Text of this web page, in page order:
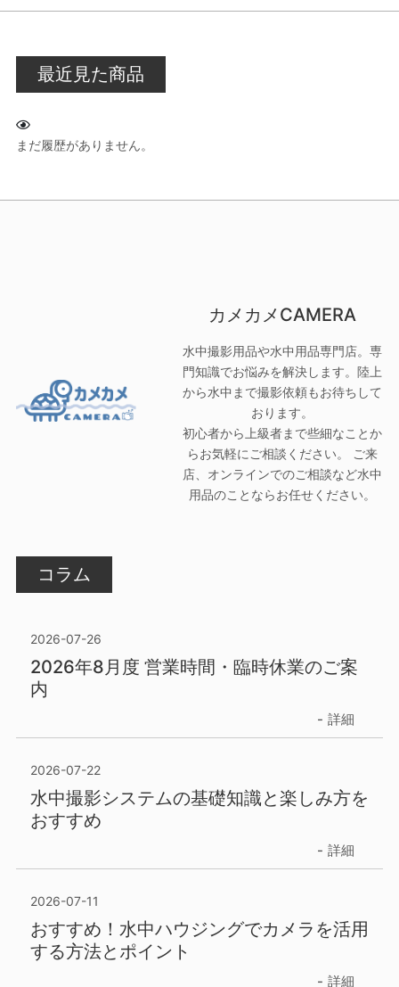
最近見た商品
まだ履歴がありません。
カメカメCAMERA
水中撮影用品や水中用品専門店。専
門知識でお悩みを解決します。陸上
から水中まで撮影依頼もお待ちして
おります。
初心者から上級者まで些細なことか
らお気軽にご相談ください。 ご来
店、オンラインでのご相談など水中
用品のことならお任せください。
コラム
2026-07-26
2026年8月度 営業時間・臨時休業のご案
内
詳細
2026-07-22
水中撮影システムの基礎知識と楽しみ方を
おすすめ
詳細
2026-07-11
おすすめ！水中ハウジングでカメラを活用
する方法とポイント
詳細